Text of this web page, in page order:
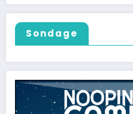
Sondage